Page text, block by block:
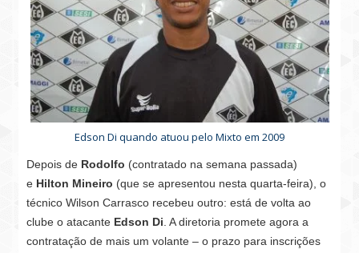
Edson Di quando atuou pelo Mixto em 2009
Depois de Rodolfo (contratado na semana passada)
e Hilton Mineiro (que se apresentou nesta quarta-feira), o
técnico Wilson Carrasco recebeu outro: está de volta ao
clube o atacante Edson Di . A diretoria promete agora a
contratação de mais um volante – o prazo para inscrições